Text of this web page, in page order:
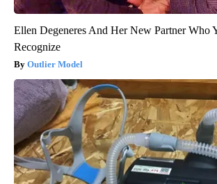
Ellen Degeneres And Her New Partner Who
Recognize
Outlier Model